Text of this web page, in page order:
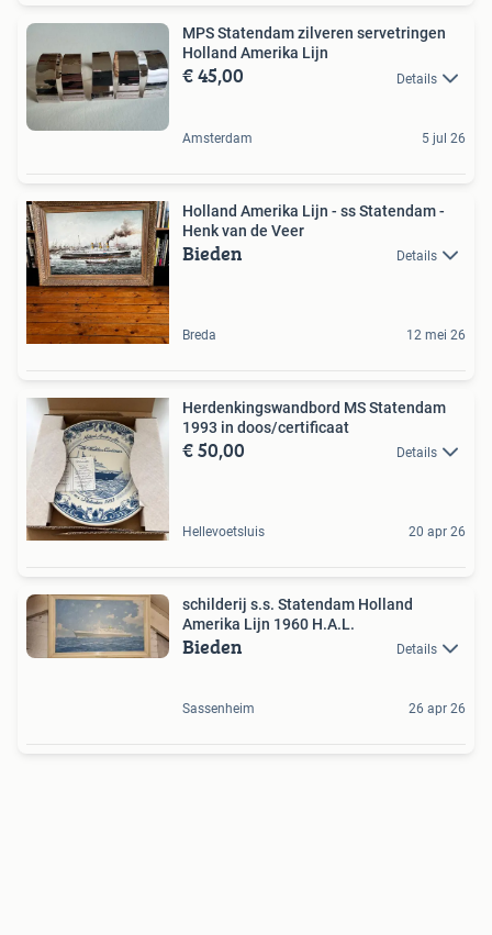
MPS Statendam zilveren servetringen
Holland Amerika Lijn
€ 45,00 Details
Amsterdam 5 jul 26
Holland Amerika Lijn - ss Statendam -
Henk van de Veer
Bieden Details
Breda 12 mei 26
Herdenkingswandbord MS Statendam
1993 in doos/certificaat
€ 50,00 Details
Hellevoetsluis 20 apr 26
schilderij s.s. Statendam Holland
Amerika Lijn 1960 H.A.L.
Bieden Details
Sassenheim 26 apr 26